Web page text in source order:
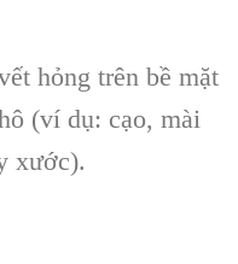
hỏng trên bề mặt
(ví dụ: cạo, mài
xước).